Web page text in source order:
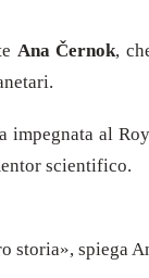
Ana Černok,
al
scientifico.
storia», spiega